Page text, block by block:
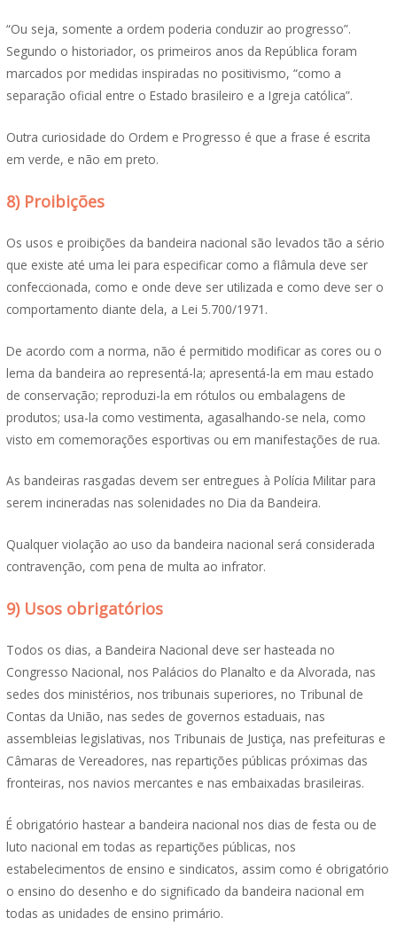
“Ou seja, somente a ordem poderia conduzir ao progresso”.
Segundo o historiador, os primeiros anos da República foram
marcados por medidas inspiradas no positivismo, “como a
separação oficial entre o Estado brasileiro e a Igreja católica”.
Outra curiosidade do Ordem e Progresso é que a frase é escrita
em verde, e não em preto.
8) Proibições
Os usos e proibições da bandeira nacional são levados tão a sério
que existe até uma lei para especificar como a flâmula deve ser
confeccionada, como e onde deve ser utilizada e como deve ser o
comportamento diante dela, a Lei 5.700/1971.
De acordo com a norma, não é permitido modificar as cores ou o
lema da bandeira ao representá-la; apresentá-la em mau estado
de conservação; reproduzi-la em rótulos ou embalagens de
produtos; usa-la como vestimenta, agasalhando-se nela, como
visto em comemorações esportivas ou em manifestações de rua.
As bandeiras rasgadas devem ser entregues à Polícia Militar para
serem incineradas nas solenidades no Dia da Bandeira.
Qualquer violação ao uso da bandeira nacional será considerada
contravenção, com pena de multa ao infrator.
9) Usos obrigatórios
Todos os dias, a Bandeira Nacional deve ser hasteada no
Congresso Nacional, nos Palácios do Planalto e da Alvorada, nas
sedes dos ministérios, nos tribunais superiores, no Tribunal de
Contas da União, nas sedes de governos estaduais, nas
assembleias legislativas, nos Tribunais de Justiça, nas prefeituras e
Câmaras de Vereadores, nas repartições públicas próximas das
fronteiras, nos navios mercantes e nas embaixadas brasileiras.
É obrigatório hastear a bandeira nacional nos dias de festa ou de
luto nacional em todas as repartições públicas, nos
estabelecimentos de ensino e sindicatos, assim como é obrigatório
o ensino do desenho e do significado da bandeira nacional em
todas as unidades de ensino primário.